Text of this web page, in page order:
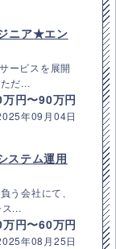
ニア★エン
ービスを展開
だ...
円〜90万円
年09月04日
ステム運用
う会社にて、
...
円〜60万円
年08月25日